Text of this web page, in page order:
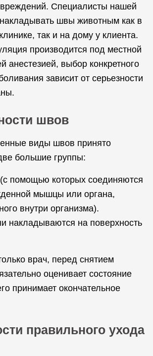
Специалисты нашей
накладывать швы животным как в
так и на дому у клиента.
производится под местной
анестезией, выбор конкретного
зависит от серьезности
швов
виды швов принято
большие группы:
помощью которых соединяются
мышцы или органа,
внутри организма).
накладываются на поверхность
врач, перед снятием
оценивает состояние
принимает окончательное
правильного ухода